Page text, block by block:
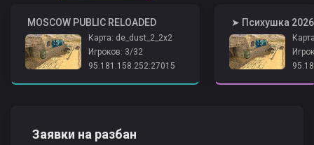
️ MOSCOW PUBLIC RELOADED
Карта: de_dust_2_2x2
Игроков: 3/32
95.181.158.252:27015
Заявки на разбан